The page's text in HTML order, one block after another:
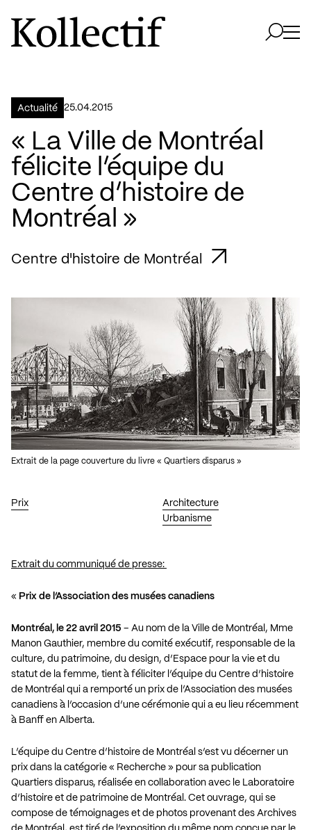
Aller à la page d'accueil
Logo Kollectif
Actualité 25.04.2015
« La Ville de Montréal
félicite l’équipe du
Centre d’histoire de
Montréal »
Centre d'histoire de Montréal
Prix
Architecture
Urbanisme
Extrait de la page couverture du livre « Quartiers disparus »
Extrait du communiqué de presse:
« Prix de l’Association des musées canadiens
Montréal, le 22 avril 2015 – Au nom de la Ville de Montréal, Mme
Manon Gauthier, membre du comité exécutif, responsable de la
culture, du patrimoine, du design, d’Espace pour la vie et du
statut de la femme, tient à féliciter l’équipe du Centre d’histoire
de Montréal qui a remporté un prix de l’Association des musées
canadiens à l’occasion d’une cérémonie qui a eu lieu récemment
à Banff en Alberta.
L’équipe du Centre d’histoire de Montréal s’est vu décerner un
prix dans la catégorie « Recherche » pour sa publication
Quartiers disparus, réalisée en collaboration avec le Laboratoire
d’histoire et de patrimoine de Montréal. Cet ouvrage, qui se
compose de témoignages et de photos provenant des Archives